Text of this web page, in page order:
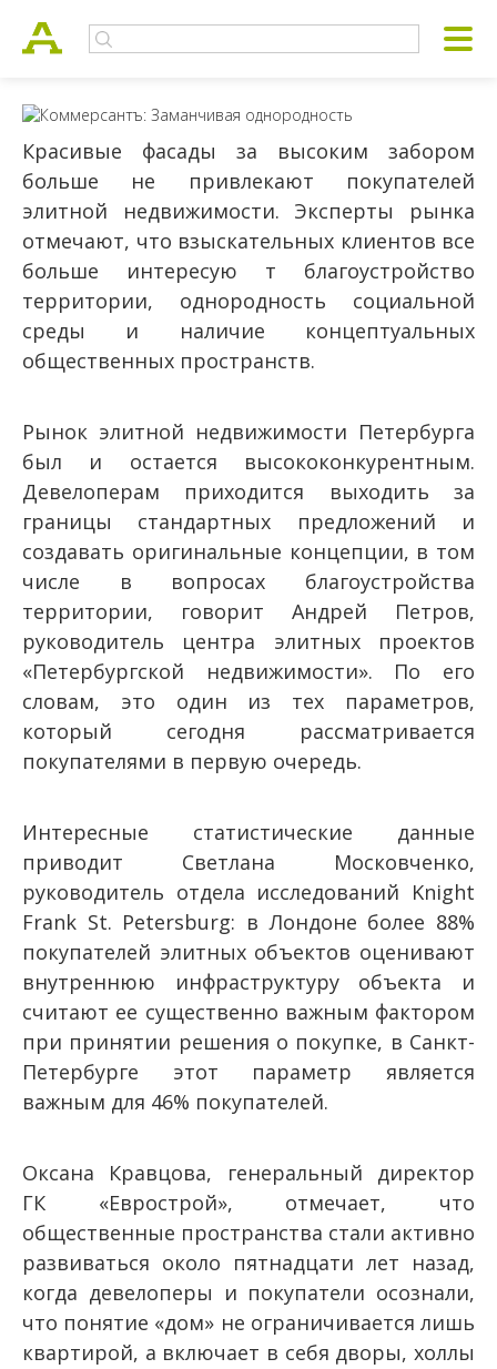
Красивые фасады за высоким забором
больше не привлекают покупателей
элитной недвижимости. Эксперты рынка
отмечают, что взыскательных клиентов все
больше интересую т благоустройство
территории, однородность социальной
среды и наличие концептуальных
общественных пространств.
Рынок элитной недвижимости Петербурга
был и остается высококонкурентным.
Девелоперам приходится выходить за
границы стандартных предложений и
создавать оригинальные концепции, в том
числе в вопросах благоустройства
территории, говорит Андрей Петров,
руководитель центра элитных проектов
«Петербургской недвижимости». По его
словам, это один из тех параметров,
который сегодня рассматривается
покупателями в первую очередь.
Интересные статистические данные
приводит Светлана Московченко,
руководитель отдела исследований Knight
Frank St. Petersburg: в Лондоне более 88%
покупателей элитных объектов оценивают
внутреннюю инфраструктуру объекта и
считают ее существенно важным фактором
при принятии решения о покупке, в Санкт-
Петербурге этот параметр является
важным для 46% покупателей.
Оксана Кравцова, генеральный директор
ГК «Еврострой», отмечает, что
общественные пространства стали активно
развиваться около пятнадцати лет назад,
когда девелоперы и покупатели осознали,
что понятие «дом» не ограничивается лишь
квартирой, а включает в себя дворы, холлы